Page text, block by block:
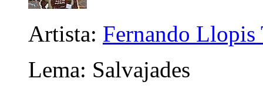
Artista: Fernando Llopis
Lema: Salvajades